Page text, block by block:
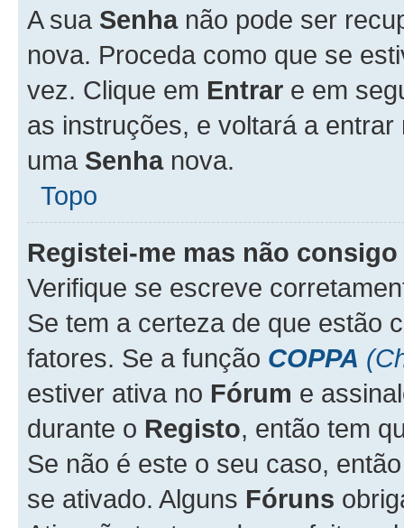
A sua Senhanão pode ser
nova. Proceda como que se
vez. Clique em Entrar e em
as instruções, e voltará a
uma Senhanova.
Topo
Registei-me mas não
Verifique se escreve
Se tem a certeza de que estão
fatores. Se a função COPPA
estiver ativa no Fórum e
durante o Registo, então tem
Se não é este o seu caso,
se ativado. Alguns Fóruns